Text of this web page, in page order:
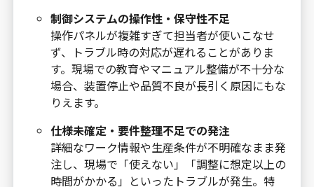
制御システムの操作性・保守性不足
操作パネルが複雑すぎて担当者が使いこなせ
ず、トラブル時の対応が遅れることがありま
す。現場での教育やマニュアル整備が不十分な
場合、装置停止や品質不良が長引く原因にもな
りえます。
仕様未確定・要件整理不足での発注
詳細なワーク情報や生産条件が不明確なまま発
注し、現場で「使えない」「調整に想定以上の
時間がかかる」といったトラブルが発生。特